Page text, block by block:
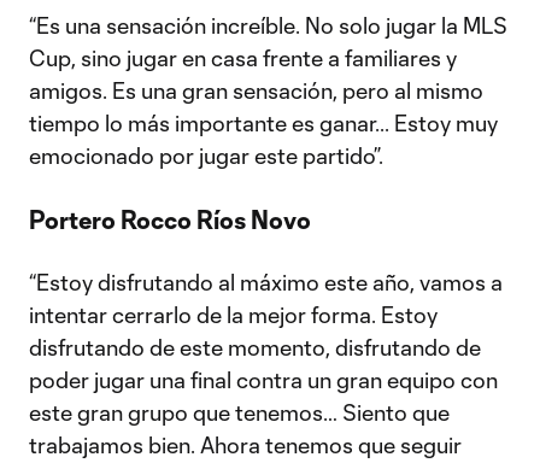
“Es una sensación increíble. No solo jugar la MLS
Cup, sino jugar en casa frente a familiares y
amigos. Es una gran sensación, pero al mismo
tiempo lo más importante es ganar... Estoy muy
emocionado por jugar este partido”.
Portero Rocco Ríos Novo
“Estoy disfrutando al máximo este año, vamos a
intentar cerrarlo de la mejor forma. Estoy
disfrutando de este momento, disfrutando de
poder jugar una final contra un gran equipo con
este gran grupo que tenemos… Siento que
trabajamos bien. Ahora tenemos que seguir